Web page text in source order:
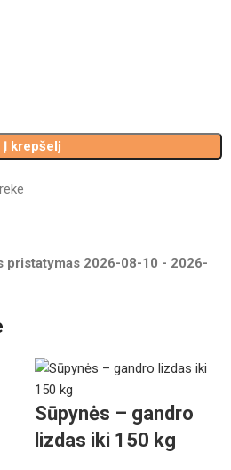
Į krepšelį
pristatymas 2026-08-10 - 2026-
Sūpynės – gandro
lizdas iki 150 kg